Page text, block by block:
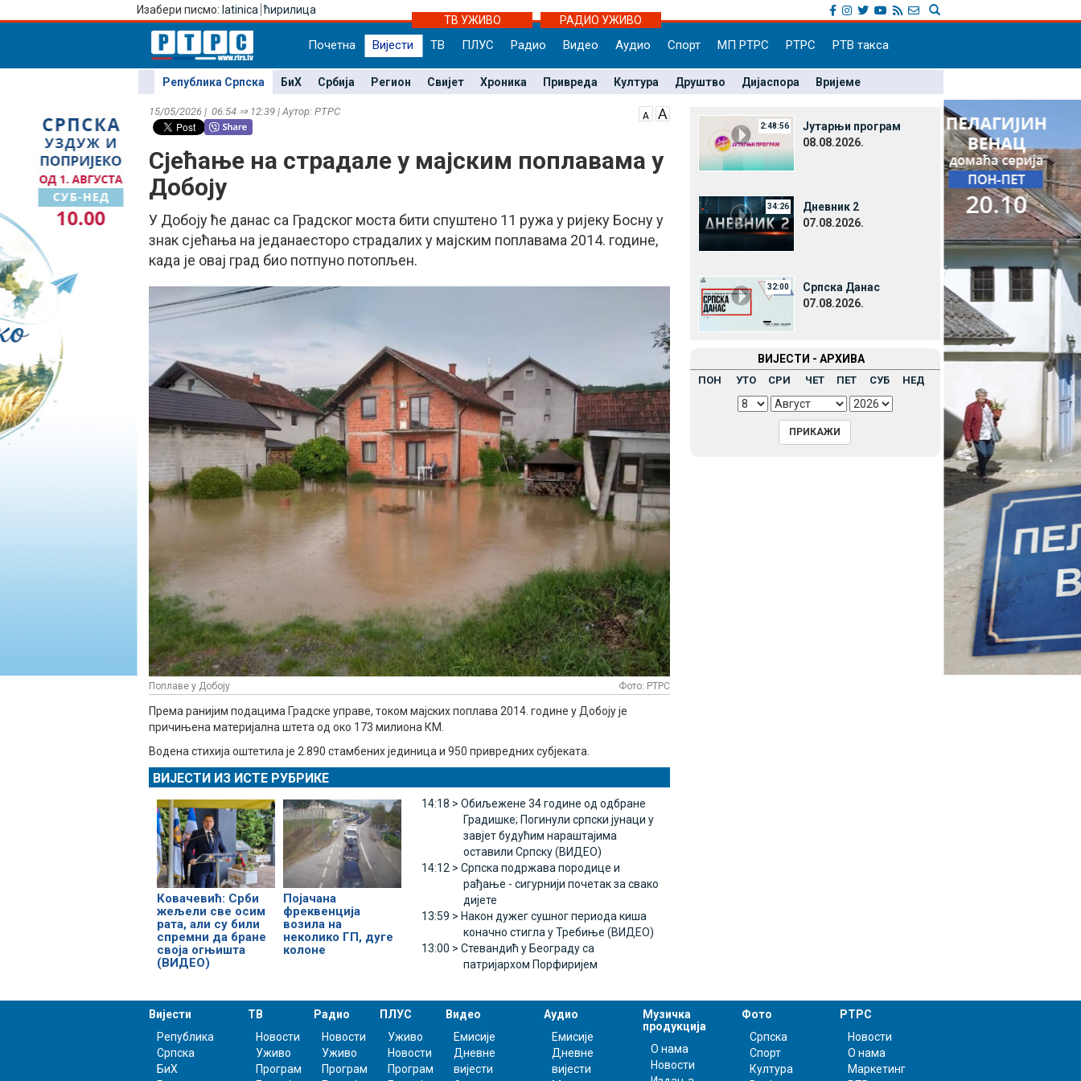
Изабери писмо: latinica ћирилица
ТВ УЖИВО
РАДИО УЖИВО
Почетна Вијести ТВ ПЛУС Радио Видео Аудио Спорт МП РТРС РТРС РТВ такса
Република Српска БиХ Србија Регион Свијет Хроника Привреда Култура Друштво Дијаспора Вријеме
15/05/2026 | 06:54 ⇒ 12:39 | Аутор: РТРС
Сјећање на страдале у мајским поплавама у
Добоју
У Добоју ће данас са Градског моста бити спуштено 11 ружа у ријеку Босну у
знак сјећања на једанаесторо страдалих у мајским поплавама 2014. године,
када је овај град био потпуно потопљен.
Поплаве у Добоју Фото: РТРС
Према ранијим подацима Градске управе, током мајских поплава 2014. године у Добоју је
причињена материјална штета од око 173 милиона КМ.
Водена стихија оштетила је 2.890 стамбених јединица и 950 привредних субјеката.
ВИЈЕСТИ ИЗ ИСТЕ РУБРИКЕ
Ковачевић: Срби
жељели све осим
рата, али су били
спремни да бране
своја огњишта
(ВИДЕО)
Појачана
фреквенција
возила на
неколико ГП, дуге
колоне
14:18 > Обиљежене 34 године од одбране
Градишке; Погинули српски јунаци у
завјет будућим нараштајима
оставили Српску (ВИДЕО)
14:12 > Српска подржава породице и
рађање - сигурнији почетак за свако
дијете
13:59 > Након дужег сушног периода киша
коначно стигла у Требиње (ВИДЕО)
13:00 > Стевандић у Београду са
патријархом Порфиријем
2:48:56
Јутарњи програм
08.08.2026.
34:26
Дневник 2
07.08.2026.
32:00
Српска Данас
07.08.2026.
ВИЈЕСТИ - АРХИВА
ПОН УТО СРИ ЧЕТ ПЕТ СУБ НЕД
Вијести
Република
Српска
БиХ
ТВ
Новости
Уживо
Програм
Радио
Новости
Уживо
Програм
ПЛУС
Уживо
Новости
Програм
Видео
Емисије
Дневне
вијести
Аудио
Емисије
Дневне
вијести
Музичка
продукција
О нама
Новости
Фото
Српска
Спорт
Култура
РТРС
Новости
О нама
Маркетинг